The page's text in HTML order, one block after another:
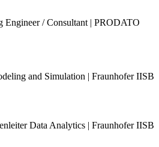
Engineer / Consultant | PRODATO
and Simulation | Fraunhofer IISB
Data Analytics | Fraunhofer IISB